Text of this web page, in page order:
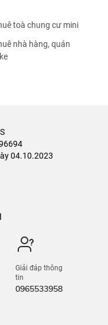
toà chung cư mini
nhà hàng, quán
04.10.2023
Giải đáp thông
tin
0965533958